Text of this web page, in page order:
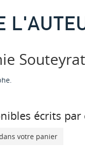
écrits par
votre panier